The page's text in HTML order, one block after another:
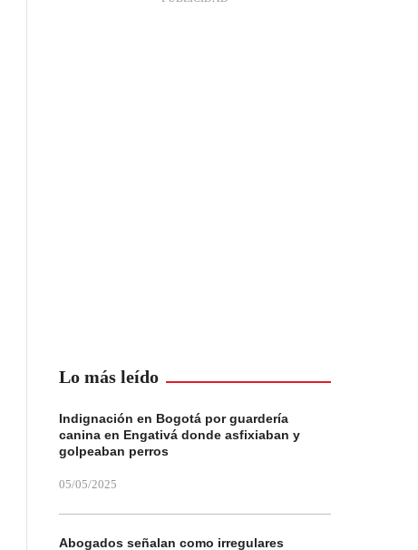
Lo más leído
Indignación en Bogotá por guardería
canina en Engativá donde asfixiaban y
golpeaban perros
05/05/2025
Abogados señalan como irregulares